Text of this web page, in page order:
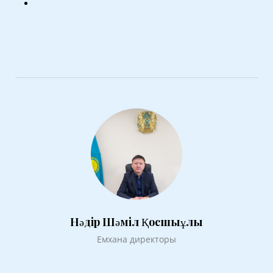
Нәдір Шәміл Қосшыұлы
Емхана директоры